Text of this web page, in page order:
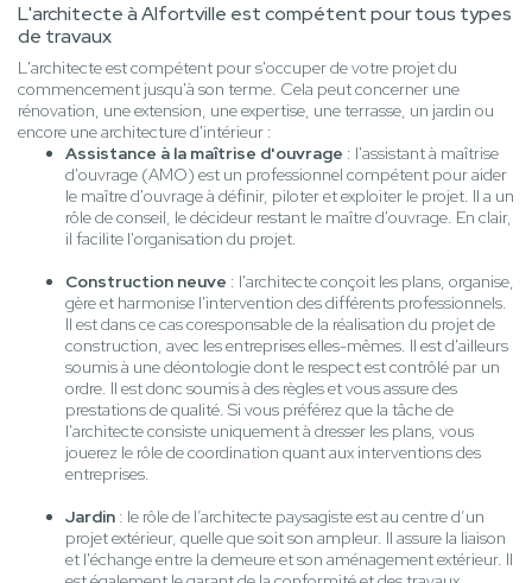
L'architecte à Alfortville est compétent pour tous types
de travaux
L'architecte est compétent pour s'occuper de votre projet du
commencement jusqu'à son terme. Cela peut concerner une
rénovation, une extension, une expertise, une terrasse, un jardin ou
encore une architecture d'intérieur :
Assistance à la maîtrise d'ouvrage : l'assistant à maîtrise
d'ouvrage (AMO) est un professionnel compétent pour aider
le maître d'ouvrage à définir, piloter et exploiter le projet. Il a un
rôle de conseil, le décideur restant le maître d'ouvrage. En clair,
il facilite l'organisation du projet.
Construction neuve : l'architecte conçoit les plans, organise,
gère et harmonise l'intervention des différents professionnels.
Il est dans ce cas coresponsable de la réalisation du projet de
construction, avec les entreprises elles-mêmes. Il est d'ailleurs
soumis à une déontologie dont le respect est contrôlé par un
ordre. Il est donc soumis à des règles et vous assure des
prestations de qualité. Si vous préférez que la tâche de
l'architecte consiste uniquement à dresser les plans, vous
jouerez le rôle de coordination quant aux interventions des
entreprises.
Jardin : le rôle de l’architecte paysagiste est au centre d’un
projet extérieur, quelle que soit son ampleur. Il assure la liaison
et l'échange entre la demeure et son aménagement extérieur. Il